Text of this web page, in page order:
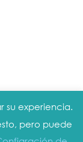
Política
su experiencia.
pero puede